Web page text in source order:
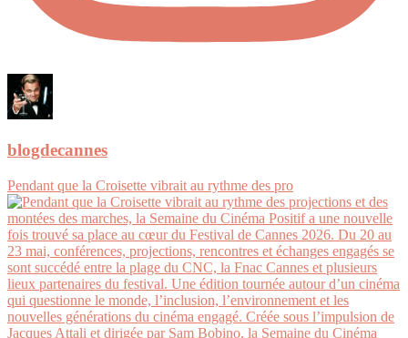
blogdecannes
Pendant que la Croisette vibrait au rythme des pro